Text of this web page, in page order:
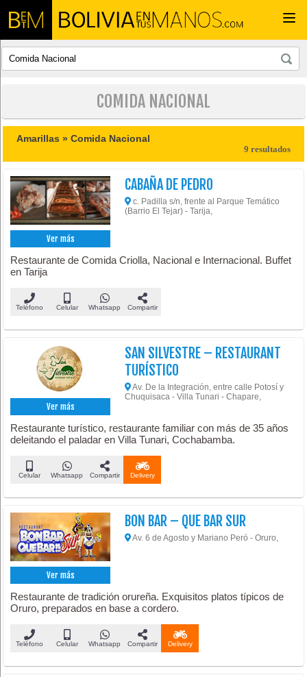
COMIDA NACIONAL
Amarillas »Comida Nacional
9 resultados
Ver más
CABAÑA DE PEDRO
c. Padilla s/n, frente al Parque Temático
(Barrio El Tejar) - Tarija,
Restaurante de Comida Criolla, Nacional e Internacional. Buffet
en Tarija
Teléfono Celular Whatsapp Compartir
Ver más
SAN SILVESTRE – RESTAURANT
TURÍSTICO
Av. De la Integración, entre calle Potosí y
Chuquisaca - Villa Tunari - Chapare,
Restaurante turístico, restaurante familiar con más de 35 años
deleitando el paladar en Villa Tunari, Cochabamba.
Celular Whatsapp Compartir Delivery
Ver más
BON BAR – QUE BAR SUR
Av. 6 de Agosto y Mariano Peró - Oruro,
Restaurante de tradición orureña. Exquisitos platos típicos de
Oruro, preparados en base a cordero.
Teléfono Celular Whatsapp Compartir Delivery